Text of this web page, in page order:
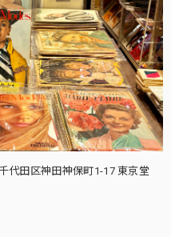
代田区神田神保町1-17 東京堂